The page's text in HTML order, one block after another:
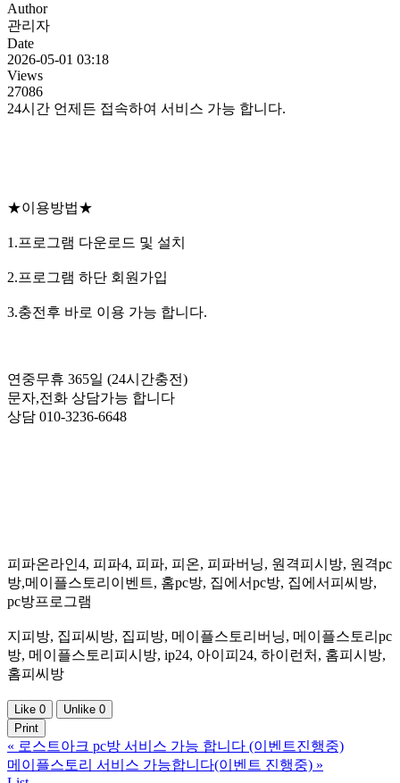
Author
관리자
Date
2026-05-01 03:18
Views
27086
24시간 언제든 접속하여 서비스 가능 합니다.
★이용방법★
1.프로그램 다운로드 및 설치
2.프로그램 하단 회원가입
3.충전후 바로 이용 가능 합니다.
연중무휴 365일 (24시간충전)
문자,전화 상담가능 합니다
상담 010-3236-6648
피파온라인4, 피파4, 피파, 피온, 피파버닝, 원격피시방, 원격pc
방,메이플스토리이벤트, 홈pc방, 집에서pc방, 집에서피씨방,
pc방프로그램
지피방, 집피씨방, 집피방, 메이플스토리버닝, 메이플스토리pc
방, 메이플스토리피시방, ip24, 아이피24, 하이런처, 홈피시방,
홈피씨방
Like 0 Unlike 0
Print
« 로스트아크 pc방 서비스 가능 합니다 (이벤트진행중)
메이플스토리 서비스 가능합니다(이벤트 진행중) »